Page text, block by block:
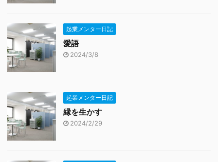
起業メンター日記
愛語
2024/3/8
起業メンター日記
縁を生かす
2024/2/29